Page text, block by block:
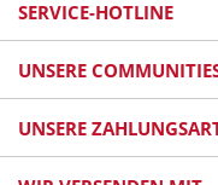
SERVICE-HOTLINE
UNSERE
UNSERE